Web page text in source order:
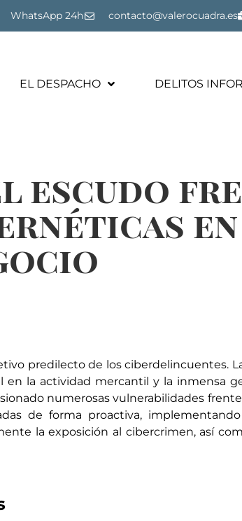
WhatsApp 24h contacto@valerocuadra.es
EL DESPACHO DELITOS
escudo
predilecto de los ciberdelincuentes.
la actividad mercantil y la inmensa
numerosas vulnerabilidades
de forma proactiva,
la exposición al cibercrimen, así